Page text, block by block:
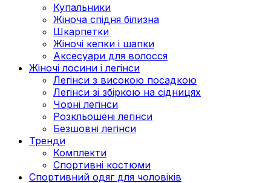
Купальники
Жіноча спідня білизна
Шкарпетки
Жіночі кепки і шапки
Аксесуари для волосся
Жіночі лосини і легінси
Легінси з високою посадкою
Легінси зі збіркою на сідницях
Чорні легінси
Розкльошені легінси
Безшовні легінси
Тренди
Комплекти
Спортивні костюми
Спортивний одяг для чоловіків